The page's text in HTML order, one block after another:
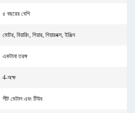
৫ বছরের বেশি
মোটর, বিয়ারিং, গিয়ার, গিয়ারবক্স, ইঞ্জিন
একটানা তরঙ্গ
4-অক্ষ
শীট মেটাল এবং টিউব